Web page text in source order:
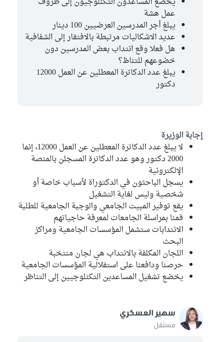
عمل هشة
يبلغ أجر المدرسين العرضيين 100 دينار
عديد الاشكاليات مرتبطة بالافتقار إلى الشفافية
هل فعلا وقع انتداب بعض المدرسين دون
خضوعهم للتناظ؟
يبلغ عدد الدكاترة المعطلين عن العمل 12000
دكتور
إجابة الوزيرة
لا يبلغ عدد الدكاترة المعطلين عن العمل 12000، إنما
2000 دكتور وهو عدد الدكاترة المسجلن بالمنصة
الإلكترونية
يسجل الباحثون في الدكتوراة لأسباب خاصة أو
شخصية وليس لغاية التشغيل
يقع توفير المبيت الجامعي والوجبة الجامعية للطلبة
قمنا بمراسلة الجامعات لمعرفة حاجياتهم
الانتدابات ستشمل المؤسسات الجامعية ومراكز
البحث
اللجان المكلفة بالانتداب هي لجان منتخبة
حرصنا ودافعنا على استقلالية المؤسسات الجامعية
يخضع تشغيل المساعدين التكنلوجيين إلى التناظر
سهير العسكري
مستقل